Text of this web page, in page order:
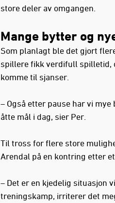
store deler av omgangen.
Mange bytter og
Som planlagt ble det gjort
spillere fikk verdifull spilletid,
komme til sjanser.
– Også etter pause har vi
åtte mål i dag, sier Per.
Til tross for flere store
Arendal på en kontring etter
– Det er en kjedelig situasjon
treningskamp, irriterer det